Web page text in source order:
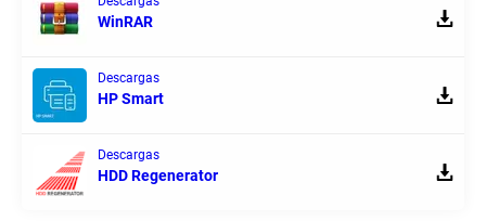
WinRAR
Descargas
HP Smart
Descargas
HDD Regenerator